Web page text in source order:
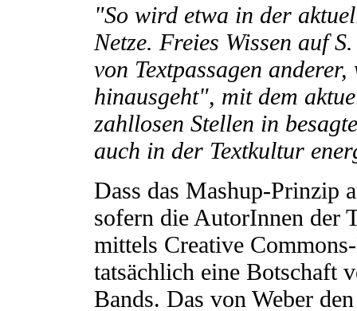
"So wird etwa in der
Netze. Freies Wissen auf
von Textpassagen
hinausgeht", mit dem
zahllosen Stellen in
auch in der Textkultur
Dass das Mashup-Prinzip
sofern die AutorInnen der
mittels Creative
tatsächlich eine Botschaft
Bands. Das von Weber